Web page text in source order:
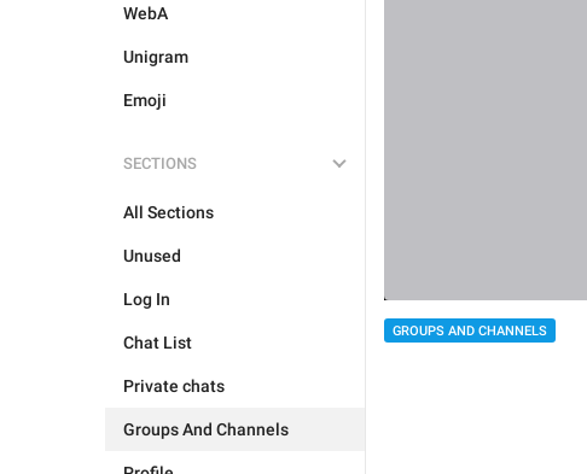
WebA
Unigram
Emoji
SECTIONS
All Sections
Unused
Log In
Chat List
Private chats
Groups And Channels
GROUPS AND CHANNELS